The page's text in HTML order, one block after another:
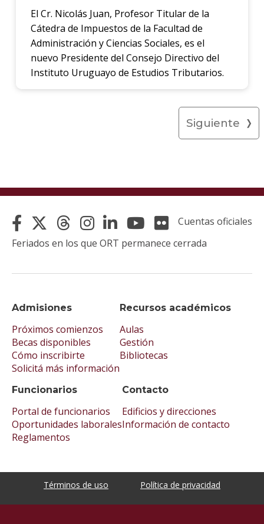
El Cr. Nicolás Juan, Profesor Titular de la
Cátedra de Impuestos de la Facultad de
Administración y Ciencias Sociales, es el
nuevo Presidente del Consejo Directivo del
Instituto Uruguayo de Estudios Tributarios.
Siguiente
Admisiones
Próximos comienzos
Becas disponibles
Cómo inscribirte
Solicitá más información
Recursos académicos
Aulas
Gestión
Bibliotecas
Funcionarios
Portal de funcionarios
Oportunidades laborales
Reglamentos
Contacto
Edificios y direcciones
Información de contacto
Cuentas oficiales
Feriados en los que ORT permanece cerrada
Términos de uso Política de privacidad